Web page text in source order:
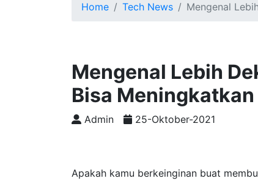
Home Tech News Mengenal
Mengenal Lebih
Bisa
Admin 25-Oktober-2021
Apakah kamu berkeinginan buat